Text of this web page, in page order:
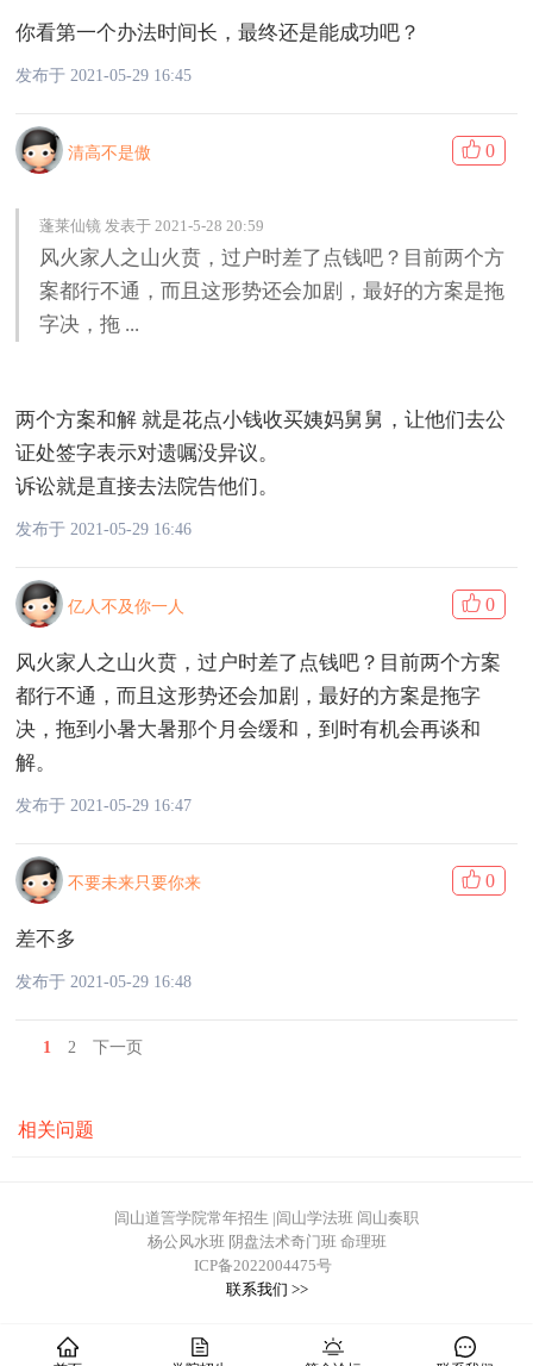
你看第一个办法时间长，最终还是能成功吧？
发布于 2021-05-29 16:45
清高不是傲 0
蓬莱仙镜 发表于 2021-5-28 20:59
风火家人之山火贲，过户时差了点钱吧？目前两个方
案都行不通，而且这形势还会加剧，最好的方案是拖
字决，拖 ...
两个方案和解 就是花点小钱收买姨妈舅舅，让他们去公
证处签字表示对遗嘱没异议。
诉讼就是直接去法院告他们。
发布于 2021-05-29 16:46
亿人不及你一人 0
风火家人之山火贲，过户时差了点钱吧？目前两个方案
都行不通，而且这形势还会加剧，最好的方案是拖字
决，拖到小暑大暑那个月会缓和，到时有机会再谈和
解。
发布于 2021-05-29 16:47
不要未来只要你来 0
差不多
发布于 2021-05-29 16:48
1 2 下一页
相关问题
闾山道䇾学院常年招生 |闾山学法班 闾山奏职
杨公风水班 阴盘法术奇门班 命理班
ICP备2022004475号
联系我们 >>